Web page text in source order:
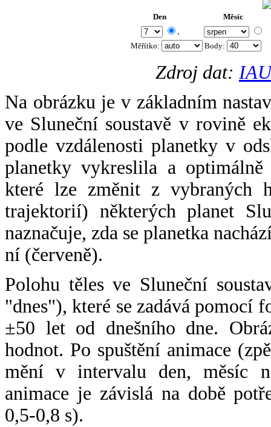
Den Měsíc
.
Měřítko: Body:
Zdroj dat:
Na obrázku je v základním
ve Sluneční soustavě v rovině
podle vzdálenosti planetky v
planetky vykreslila a
které lze změnit z vybraných
trajektorií) některých planet
naznačuje, zda se planetka
ní (červeně).
Polohu těles ve Sluneční
"dnes"), které se zadává pomocí
±50 let od dnešního dne.
hodnot. Po spuštění animace
mění v intervalu den, měsíc
animace je závislá na době
0,5-0,8 s).